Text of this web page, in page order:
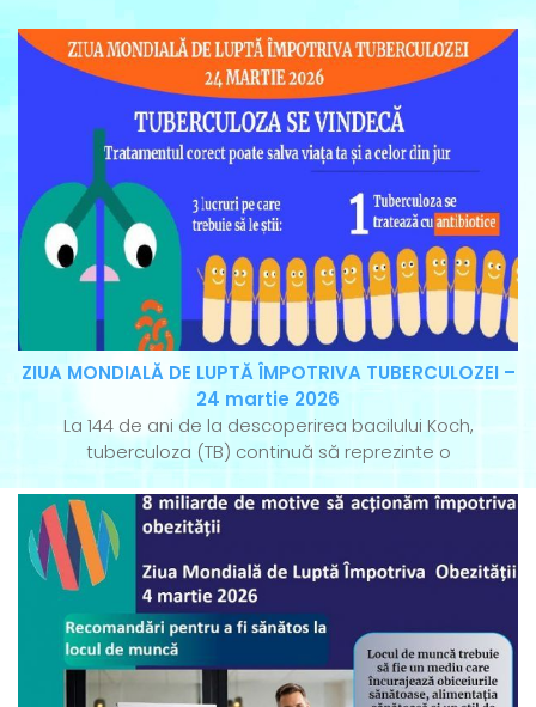
ZIUA MONDIALĂ DE LUPTĂ ÎMPOTRIVA TUBERCULOZEI –
24 martie 2026
La 144 de ani de la descoperirea bacilului Koch,
tuberculoza (TB) continuă să reprezinte o